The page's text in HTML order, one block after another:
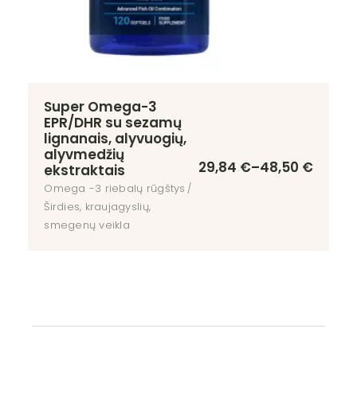
Super Omega-3
EPR/DHR su sezamų
lignanais, alyvuogių,
alyvmedžių
ekstraktais
Omega -3 riebalų rūgštys
Širdies, kraujagyslių,
smegenų veikla
29,84 €–48,50 €